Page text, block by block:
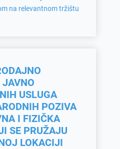
na relevantnom tržištu
JAVNO
USLUGA
POZIVA
I FIZIČKA
SE PRUŽAJU
LOKACIJI